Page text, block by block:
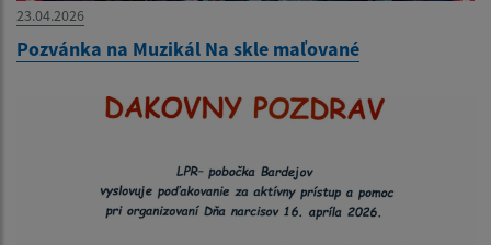
23.04.2026
Pozvánka na Muzikál Na skle maľované